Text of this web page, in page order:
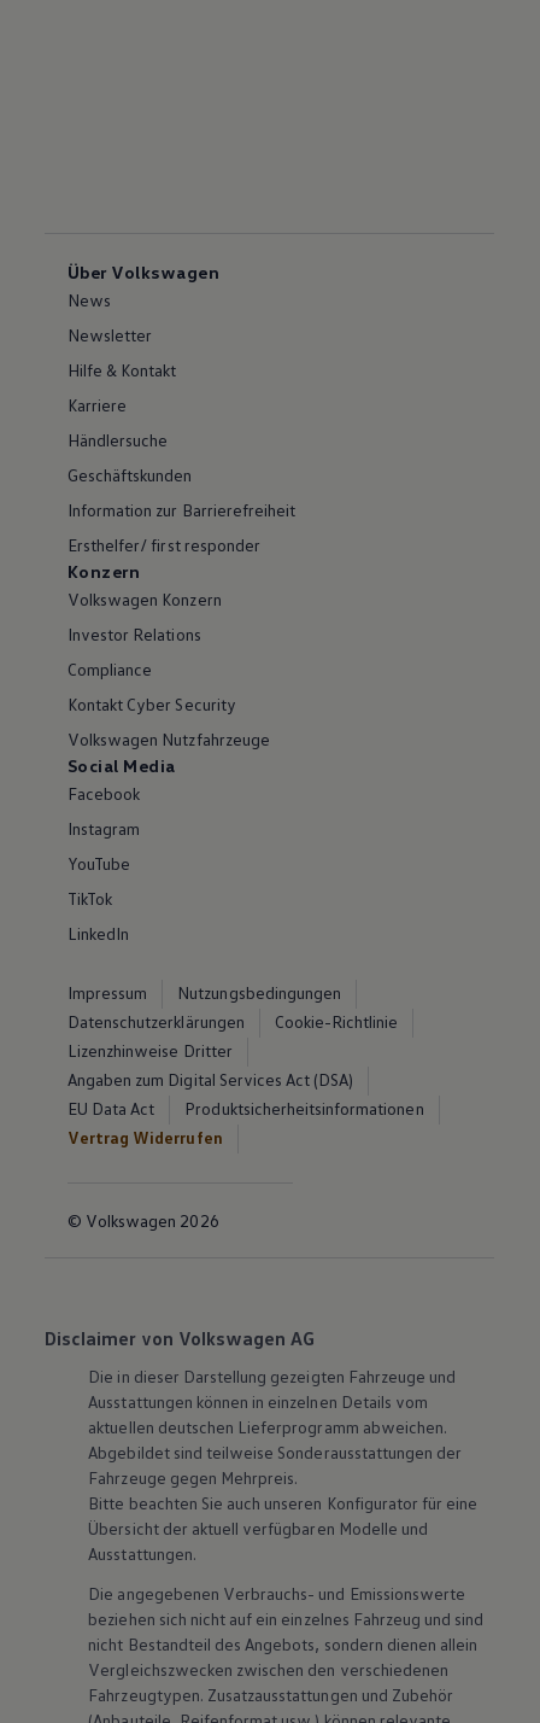
Über Volkswagen
News
Newsletter
Hilfe & Kontakt
Karriere
Händlersuche
Geschäftskunden
Information zur Barrierefreiheit
Ersthelfer/ first responder
Konzern
Volkswagen Konzern
Investor Relations
Compliance
Kontakt Cyber Security
Volkswagen Nutzfahrzeuge
Social Media
Facebook
Instagram
YouTube
TikTok
LinkedIn
Impressum
Nutzungsbedingungen
Datenschutzerklärungen
Cookie-Richtlinie
Lizenzhinweise Dritter
Angaben zum Digital Services Act (DSA)
EU Data Act
Produktsicherheitsinformationen
Vertrag Widerrufen
© Volkswagen 2026
Disclaimer von Volkswagen AG
Die in dieser Darstellung gezeigten Fahrzeuge und
Ausstattungen können in einzelnen Details vom
aktuellen deutschen Lieferprogramm abweichen.
Abgebildet sind teilweise Sonderausstattungen der
Fahrzeuge gegen Mehrpreis.
Bitte beachten Sie auch unseren Konfigurator für eine
Übersicht der aktuell verfügbaren Modelle und
Ausstattungen.
Die angegebenen Verbrauchs- und Emissionswerte
beziehen sich nicht auf ein einzelnes Fahrzeug und sind
nicht Bestandteil des Angebots, sondern dienen allein
Vergleichszwecken zwischen den verschiedenen
Fahrzeugtypen. Zusatzausstattungen und Zubehör